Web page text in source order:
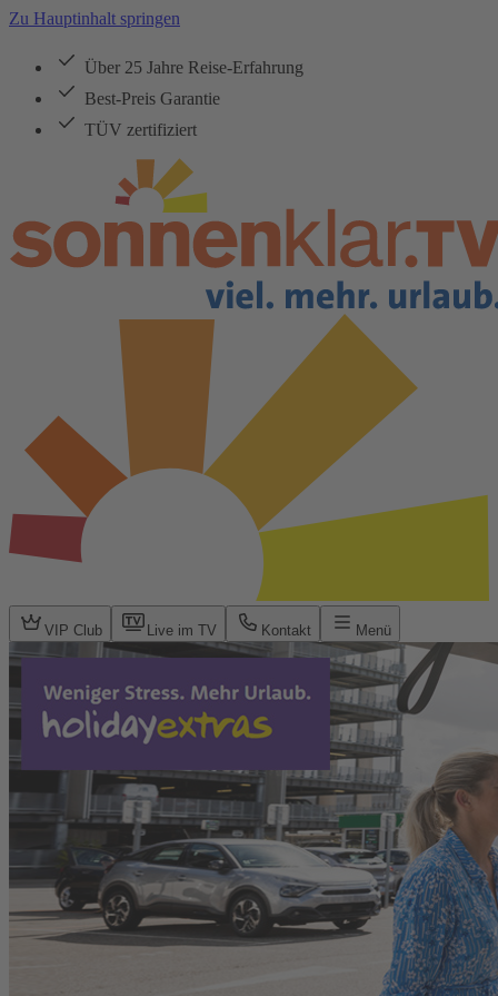
Zu Hauptinhalt springen
Über 25 Jahre Reise-Erfahrung
Best-Preis Garantie
TÜV zertifiziert
VIP Club Live im TV Kontakt Menü